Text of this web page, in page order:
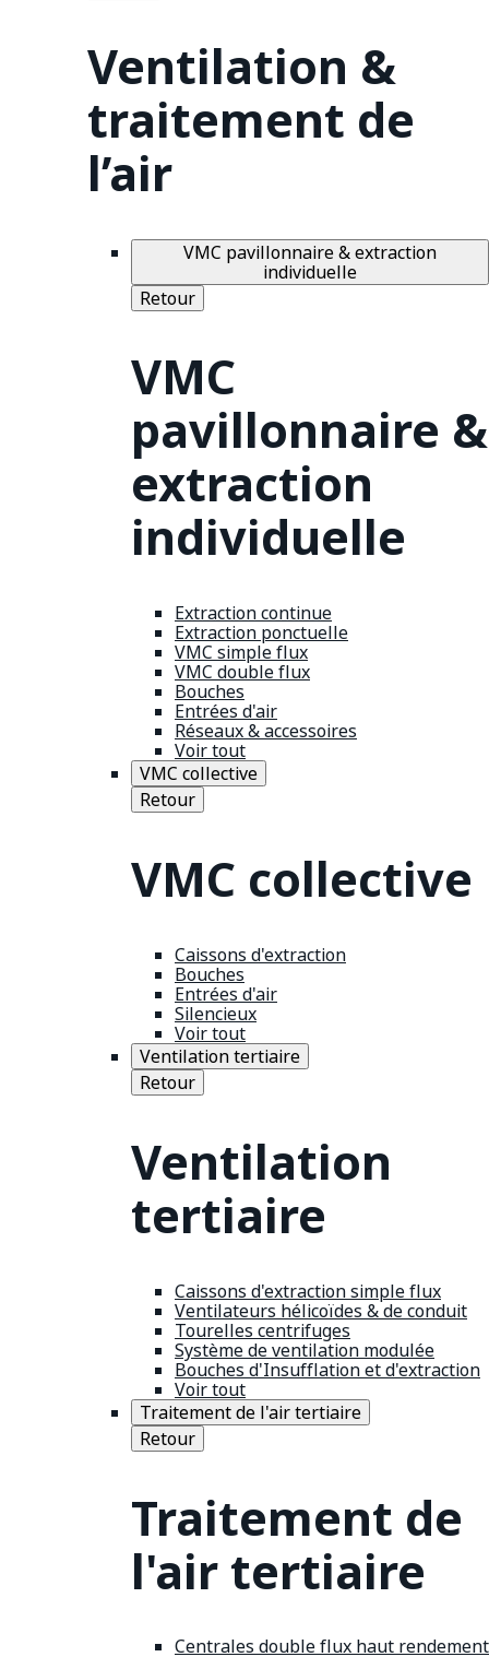
Ventilation &
traitement de
l’air
VMC pavillonnaire & extraction
individuelle
Retour
VMC
pavillonnaire &
extraction
individuelle
Extraction continue
Extraction ponctuelle
VMC simple flux
VMC double flux
Bouches
Entrées d'air
Réseaux & accessoires
Voir tout
VMC collective
Retour
VMC collective
Caissons d'extraction
Bouches
Entrées d'air
Silencieux
Voir tout
Ventilation tertiaire
Retour
Ventilation
tertiaire
Caissons d'extraction simple flux
Ventilateurs hélicoïdes & de conduit
Tourelles centrifuges
Système de ventilation modulée
Bouches d'Insufflation et d'extraction
Voir tout
Traitement de l'air tertiaire
Retour
Traitement de
l'air tertiaire
Centrales double flux haut rendement